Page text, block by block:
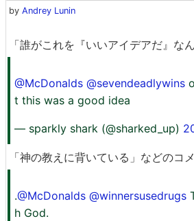
by Andrey Lunin
「誰がこれを『いいアイデアだ』な
@McDonalds @sevendeadlywins
t this was a good idea
— sparkly shark (@sharked_up)
「神の教えに背いている」などのコ
.@McDonalds @winnersusedrugs
h God.